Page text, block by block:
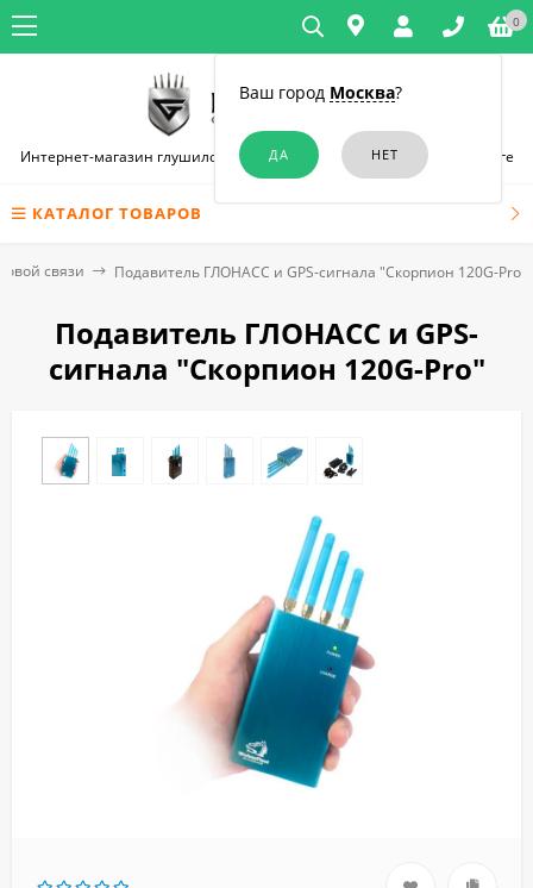
Ваш город Москва?
0
Интернет-магазин глушилок связи и диктофонов в Санкт-Петербурге
КАТАЛОГ ТОВАРОВ
связи Подавитель ГЛОНАСС и GPS-сигнала "Скорпион 120G-Pro"
Подавитель ГЛОНАСС и GPS-
сигнала "Скорпион 120G-Pro"